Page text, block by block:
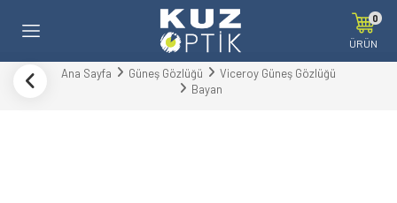
0
ÜRÜN
Ana Sayfa Güneş Gözlüğü
Viceroy Güneş Gözlüğü
Bayan